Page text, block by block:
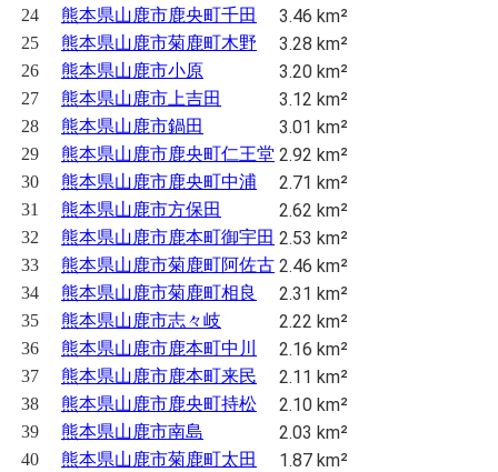
24 熊本県山鹿市鹿央町千田 3.46 km²
25 熊本県山鹿市菊鹿町木野 3.28 km²
26 熊本県山鹿市小原 3.20 km²
27 熊本県山鹿市上吉田 3.12 km²
28 熊本県山鹿市鍋田 3.01 km²
29 熊本県山鹿市鹿央町仁王堂 2.92 km²
30 熊本県山鹿市鹿央町中浦 2.71 km²
31 熊本県山鹿市方保田 2.62 km²
32 熊本県山鹿市鹿本町御宇田 2.53 km²
33 熊本県山鹿市菊鹿町阿佐古 2.46 km²
34 熊本県山鹿市菊鹿町相良 2.31 km²
35 熊本県山鹿市志々岐 2.22 km²
36 熊本県山鹿市鹿本町中川 2.16 km²
37 熊本県山鹿市鹿本町来民 2.11 km²
38 熊本県山鹿市鹿央町持松 2.10 km²
39 熊本県山鹿市南島 2.03 km²
40 熊本県山鹿市菊鹿町太田 1.87 km²